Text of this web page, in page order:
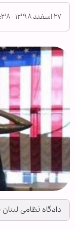
۲۷ اسفند ۱۳۹۸ - ۰۰:۳۸
دادگاه نظامی